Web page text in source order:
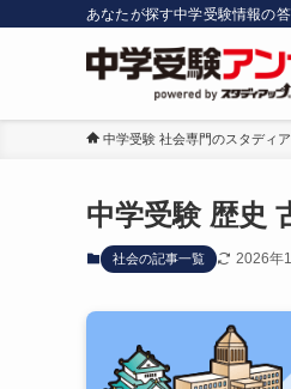
あなたが探す中学受験情報の
中学受験 社会専門のスタディ
中学受験 歴史
社会の記事一覧 2026年